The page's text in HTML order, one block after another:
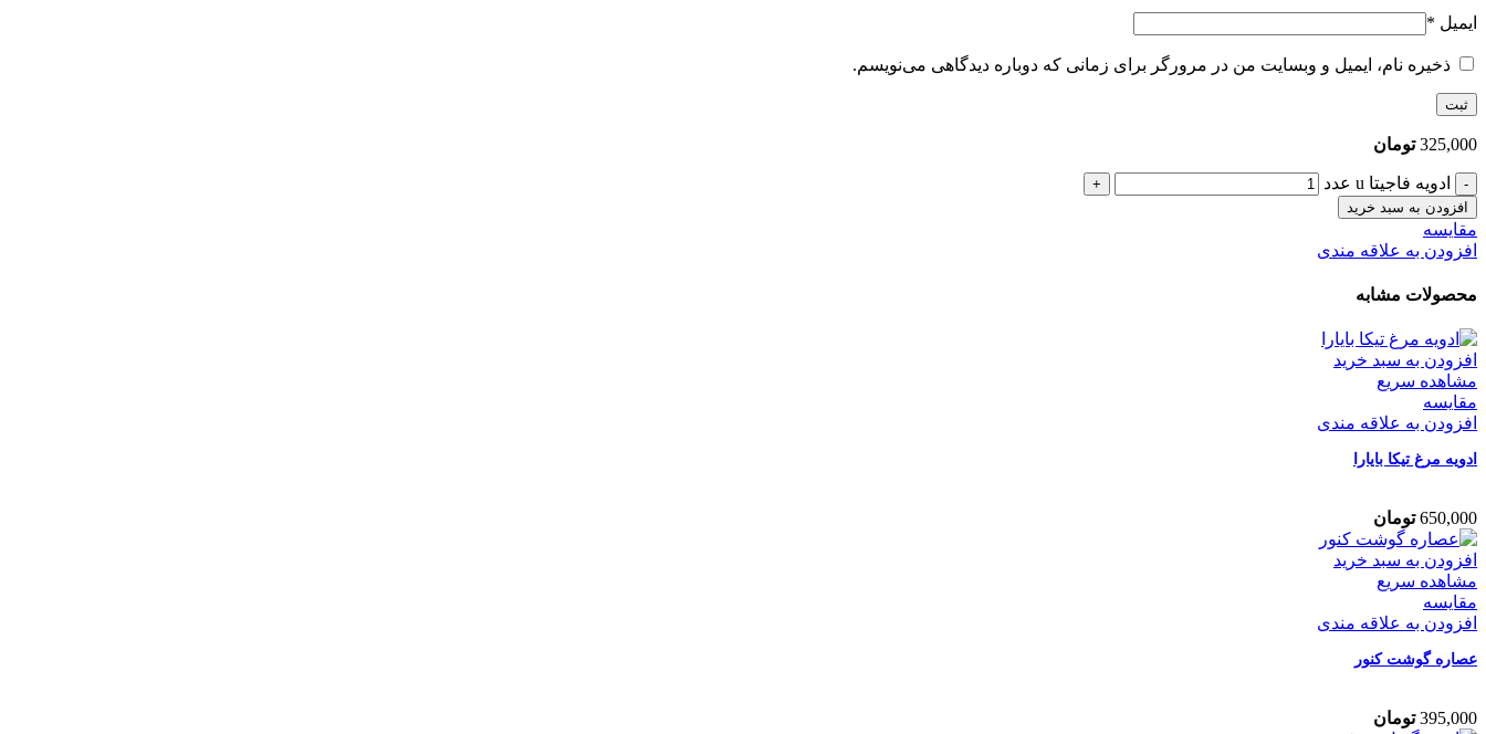
ایمیل *
ذخیره نام، ایمیل و وبسایت من در مرورگر برای زمانی که دوباره دیدگاهی می‌نویسم.
325,000 تومان
ادویه فاجیتا u عدد
افزودن به سبد خرید
مقایسه
افزودن به علاقه مندی
محصولات مشابه
افزودن به سبد خرید
مشاهده سریع
مقایسه
افزودن به علاقه مندی
ادویه مرغ تیکا بایارا
650,000 تومان
افزودن به سبد خرید
مشاهده سریع
مقایسه
افزودن به علاقه مندی
عصاره گوشت کنور
395,000 تومان